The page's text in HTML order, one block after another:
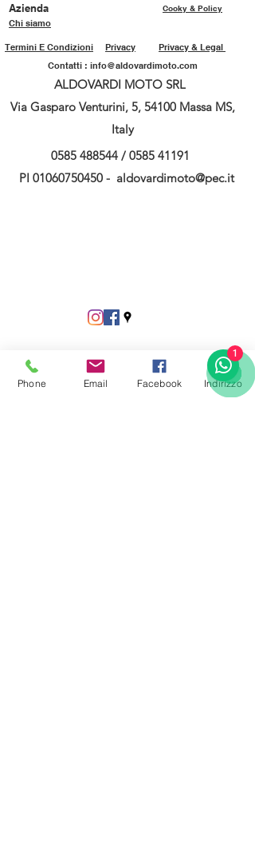
Azienda
Cooky & Policy
Chi siamo
Privacy & Legal
Privacy
Termini E Condizioni
Contatti : info@aldovardimoto.com
ALDOVARDI MOTO SRL
Via Gasparo Venturini, 5, 54100 Massa MS,
Italy
0585 488544 / 0585 41191
PI 01060750450 - aldovardimoto@pec.it
Phone Email Facebook Indirizzo
1